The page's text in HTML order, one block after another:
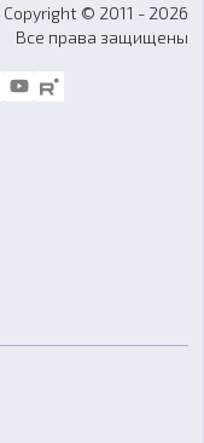
Copyright © 2011 - 2026
Все права защищены